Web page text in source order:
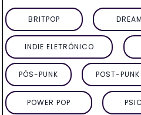
BRITPOP
INDIE ELETRÔNICO
PÓS-PUNK POST-
POWER POP